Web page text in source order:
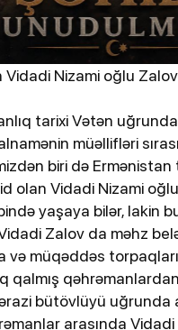
Vidadi Nizami oğlu Zalov
tarixi Vətən
müəllifləri
biri də Ermənistan
olan Vidadi Nizami
yaşaya bilər, lakin
Zalov da məhz
və müqəddəs
qalmış
bütövlüyü uğrunda
arasında